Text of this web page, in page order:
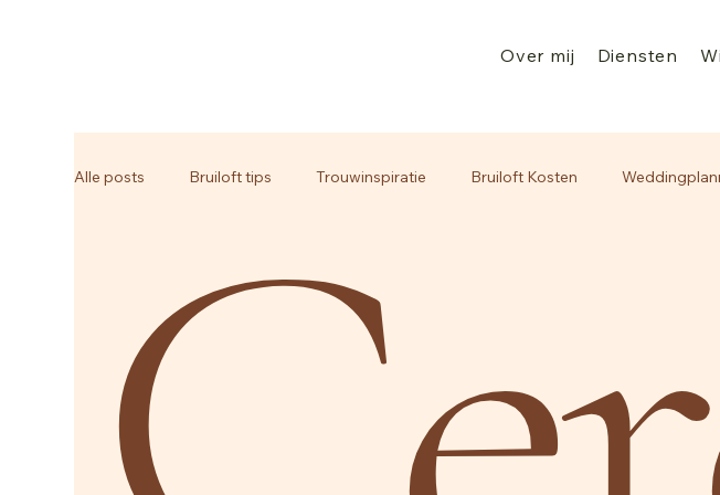
Over mij Diensten
Alle posts Bruiloft tips Trouwinspiratie Bruiloft Kosten